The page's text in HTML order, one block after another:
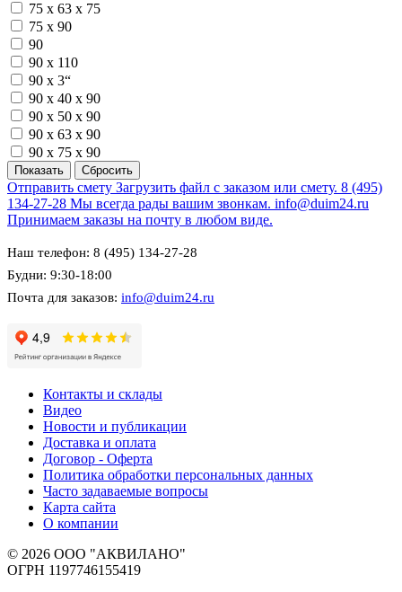
75 х 63 х 75
75 х 90
90
90 х 110
90 х 3“
90 х 40 х 90
90 х 50 х 90
90 х 63 х 90
90 х 75 х 90
Отправить смету Загрузить файл с заказом или смету. 8 (495)
134-27-28 Мы всегда рады вашим звонкам. info@duim24.ru
Принимаем заказы на почту в любом виде.
Наш телефон: 8 (495) 134-27-28
Будни: 9:30-18:00
Почта для заказов: info@duim24.ru
Контакты и склады
Видео
Новости и публикации
Доставка и оплата
Договор - Оферта
Политика обработки персональных данных
Часто задаваемые вопросы
Карта сайта
О компании
© 2026 ООО "АКВИЛАНО"
ОГРН 1197746155419